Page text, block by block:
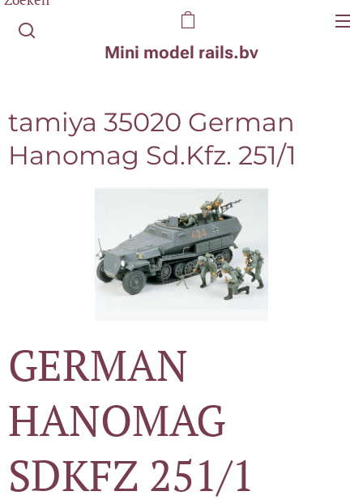
Mini model rails.bv
tamiya 35020 German
Hanomag Sd.Kfz. 251/1
GERMAN
HANOMAG
SDKFZ 251/1